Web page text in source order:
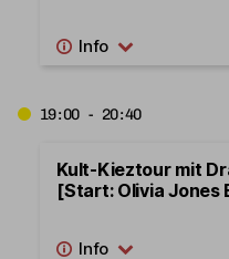
19:00 - 20:40
Kult-Kieztour mit
[Start: Olivia Jones